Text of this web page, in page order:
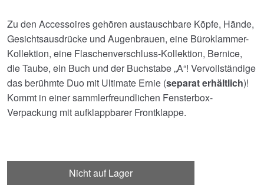
Zu den Accessoires gehören austauschbare Köpfe, Hände,
Gesichtsausdrücke und Augenbrauen, eine Büroklammer-
Kollektion, eine Flaschenverschluss-Kollektion, Bernice,
die Taube, ein Buch und der Buchstabe „A“! Vervollständige
das berühmte Duo mit Ultimate Ernie (separat erhältlich)!
Kommt in einer sammlerfreundlichen Fensterbox-
Verpackung mit aufklappbarer Frontklappe.
Nicht auf Lager